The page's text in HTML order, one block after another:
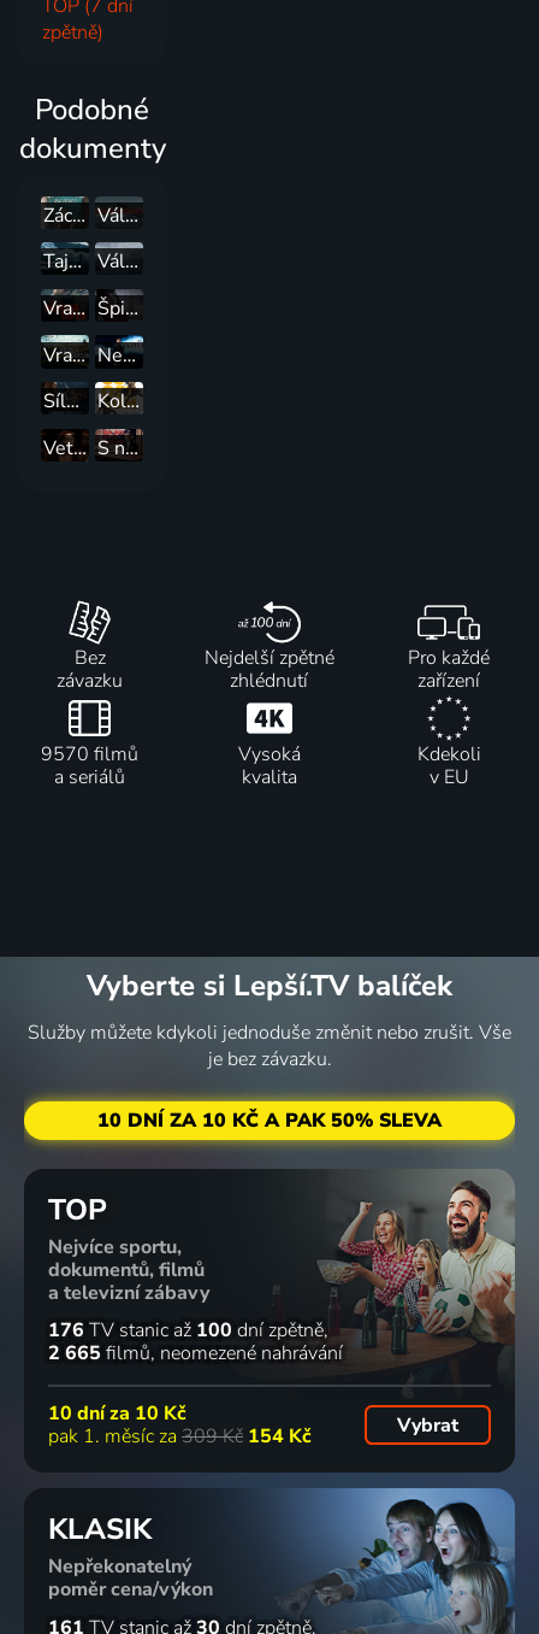
TOP (7 dní
zpětně)
Podobné
dokumenty
Záchrana starých aut
Válečné lodě pohřbené v moři
Tajemství Velkých jezer
Války za polárním kruhem
Vražedné nahrávky
Špioni studené války
Vražda v srdci země
Nevysvětlitelná tajemství s Williamem Shatnerem
Síly dávnověku
Koloseum
Vetřelci dávnověku
S nacisty do vesmíru
Bez
závazku
Nejdelší zpětné
zhlédnutí
Pro každé
zařízení
9570 filmů
a seriálů
Vysoká
kvalita
Kdekoli
v EU
Vyberte si Lepší.TV balíček
Služby můžete kdykoli jednoduše změnit nebo zrušit. Vše
je bez závazku.
10 DNÍ ZA 10 KČ A PAK 50% SLEVA
TOP
Nejvíce sportu,
dokumentů, filmů
a televizní zábavy
176 TV stanic až 100 dní zpětně
2 665 filmů neomezené nahrávání
10 dní za 10 Kč
pak 1. měsíc za 309 Kč 154 Kč Vybrat
KLASIK
Nepřekonatelný
poměr cena/výkon
161 TV stanic až30 dní zpětně